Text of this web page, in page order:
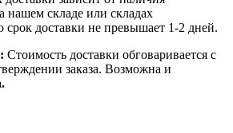
нашем складе или складах
доставки не превышает 1-2 дней.
Стоимость доставки обговаривается с
заказа. Возможна и